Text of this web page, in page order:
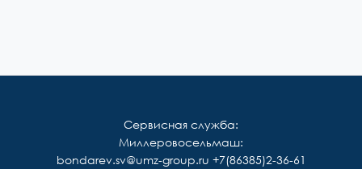
Сервисная служба:
Миллеровосельмаш:
bondarev.sv@umz-group.ru +7(86385)2-36-61